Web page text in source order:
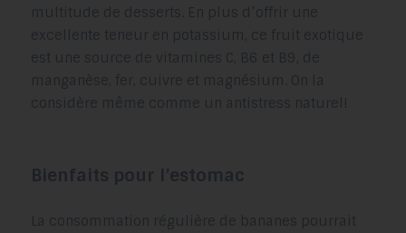
multitude de desserts. En plus d’offrir une
excellente teneur en potassium, ce fruit exotique
est une source de vitamines C, B6 et B9, de
manganèse, fer, cuivre et magnésium. On la
considère même comme un antistress naturel!
Bienfaits pour l’estomac
La consommation régulière de bananes pourrait